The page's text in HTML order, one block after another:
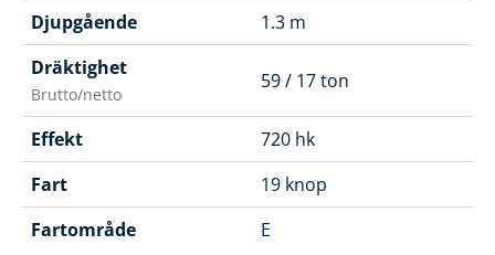
Djupgående
1.3 m
Dräktighet
Brutto/netto
59 / 17 ton
Effekt
720 hk
Fart
19 knop
Fartområde
E